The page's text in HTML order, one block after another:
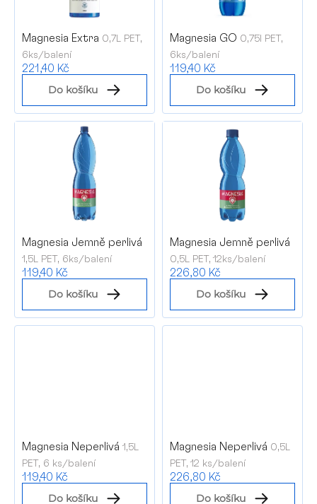
t
ů
Magnesia Extra 0,7L PET,
6ks/balení
221,40 Kč
Do košíku
Magnesia GO 0,75l PET,
6ks/balení
119,40 Kč
Do košíku
Magnesia Jemně perlivá
1,5L PET, 6ks/balení
119,40 Kč
Do košíku
Magnesia Jemně perlivá
0,5L PET, 12ks/balení
226,80 Kč
Do košíku
Magnesia Neperlivá 1,5L
PET, 6 ks/balení
119,40 Kč
Do košíku
Magnesia Neperlivá 0,5L
PET, 12 ks/balení
226,80 Kč
Do košíku